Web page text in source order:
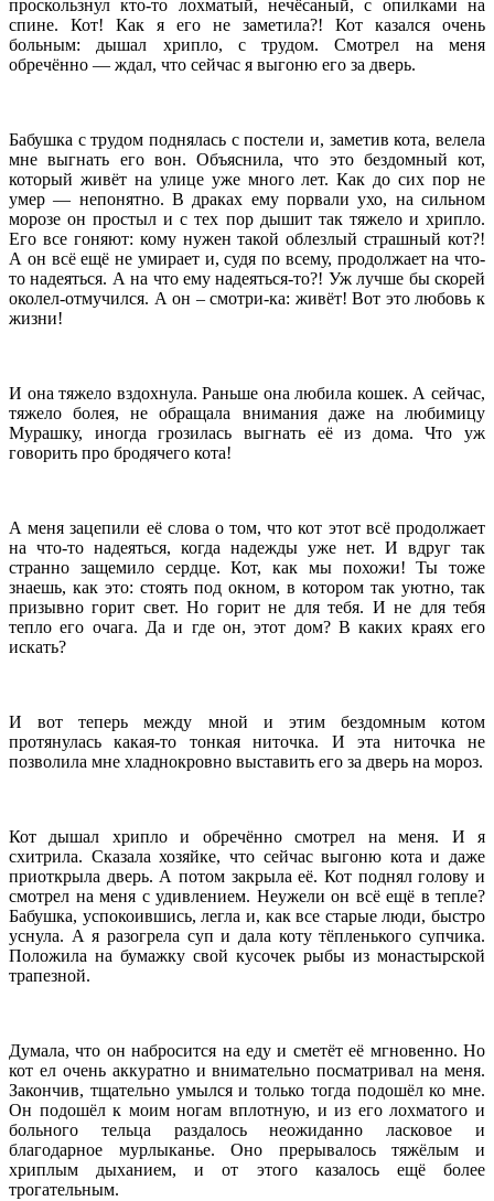
проскользнул кто-то лохматый, нечёсаный, с опилками на
спине. Кот! Как я его не заметила?! Кот казался очень
больным: дышал хрипло, с трудом. Смотрел на меня
обречённо — ждал, что сейчас я выгоню его за дверь.
Бабушка с трудом поднялась с постели и, заметив кота, велела
мне выгнать его вон. Объяснила, что это бездомный кот,
который живёт на улице уже много лет. Как до сих пор не
умер — непонятно. В драках ему порвали ухо, на сильном
морозе он простыл и с тех пор дышит так тяжело и хрипло.
Его все гоняют: кому нужен такой облезлый страшный кот?!
А он всё ещё не умирает и, судя по всему, продолжает на что-
то надеяться. А на что ему надеяться-то?! Уж лучше бы скорей
околел-отмучился. А он – смотри-ка: живёт! Вот это любовь к
жизни!
И она тяжело вздохнула. Раньше она любила кошек. А сейчас,
тяжело болея, не обращала внимания даже на любимицу
Мурашку, иногда грозилась выгнать её из дома. Что уж
говорить про бродячего кота!
А меня зацепили её слова о том, что кот этот всё продолжает
на что-то надеяться, когда надежды уже нет. И вдруг так
странно защемило сердце. Кот, как мы похожи! Ты тоже
знаешь, как это: стоять под окном, в котором так уютно, так
призывно горит свет. Но горит не для тебя. И не для тебя
тепло его очага. Да и где он, этот дом? В каких краях его
искать?
И вот теперь между мной и этим бездомным котом
протянулась какая-то тонкая ниточка. И эта ниточка не
позволила мне хладнокровно выставить его за дверь на мороз.
Кот дышал хрипло и обречённо смотрел на меня. И я
схитрила. Сказала хозяйке, что сейчас выгоню кота и даже
приоткрыла дверь. А потом закрыла её. Кот поднял голову и
смотрел на меня с удивлением. Неужели он всё ещё в тепле?
Бабушка, успокоившись, легла и, как все старые люди, быстро
уснула. А я разогрела суп и дала коту тёпленького супчика.
Положила на бумажку свой кусочек рыбы из монастырской
трапезной.
Думала, что он набросится на еду и сметёт её мгновенно. Но
кот ел очень аккуратно и внимательно посматривал на меня.
Закончив, тщательно умылся и только тогда подошёл ко мне.
Он подошёл к моим ногам вплотную, и из его лохматого и
больного тельца раздалось неожиданно ласковое и
благодарное мурлыканье. Оно прерывалось тяжёлым и
хриплым дыханием, и от этого казалось ещё более
трогательным.